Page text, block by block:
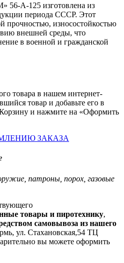
56-А-125 изготовлена из
периода СССР. Этот
прочностью, износостойкостью
внешней среды, что
в военной и гражданской
товара в нашем интернет-
товар и добавьте его в
и нажмите на «Оформить
ЗАКАЗА
патроны, порох, газовые
товары и пиротехнику,
самовывоза из нашего
ул. Стахановская,54 ТЦ
вы можете оформить